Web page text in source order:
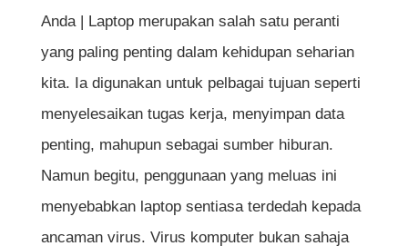
Anda | Laptop merupakan salah satu peranti
yang paling penting dalam kehidupan seharian
kita. Ia digunakan untuk pelbagai tujuan seperti
menyelesaikan tugas kerja, menyimpan data
penting, mahupun sebagai sumber hiburan.
Namun begitu, penggunaan yang meluas ini
menyebabkan laptop sentiasa terdedah kepada
ancaman virus. Virus komputer bukan sahaja